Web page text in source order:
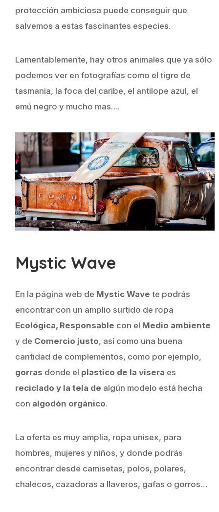
protección ambiciosa puede conseguir que
salvemos a estas fascinantes especies.
Lamentablemente, hay otros animales que ya sólo
podemos ver en fotografías como el tigre de
tasmania, la foca del caribe, el antilope azul, el
emú negro y mucho mas….
Mystic Wave
En la página web de Mystic Wave te podrás
encontrar con un amplio surtido de ropa
Ecológica, Responsable con el Medio ambiente
y de Comercio justo, así como una buena
cantidad de complementos, como por ejemplo,
gorras donde el plastico de la visera es
reciclado y la tela de algún modelo está hecha
con algodón orgánico.
La oferta es muy amplia, ropa unisex, para
hombres, mujeres y niños, y donde podrás
encontrar desde camisetas, polos, polares,
chalecos, cazadoras a llaveros, gafas o gorros…